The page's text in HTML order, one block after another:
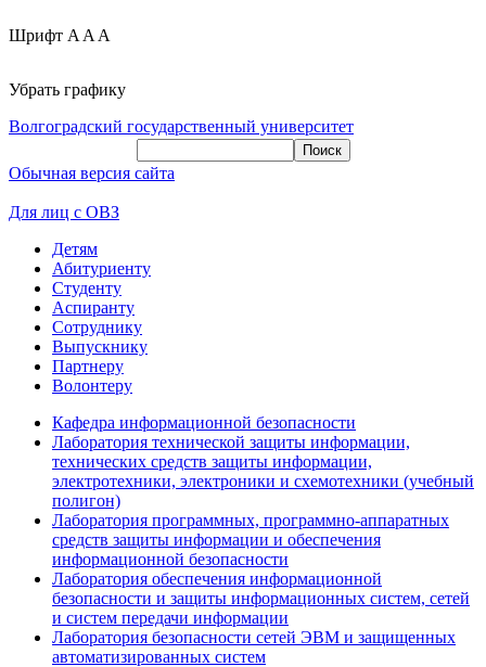
Шрифт A A A
Убрать графику
Волгоградский государственный университет
Обычная версия сайта
Для лиц с ОВЗ
Детям
Абитуриенту
Студенту
Аспиранту
Сотруднику
Выпускнику
Партнеру
Волонтеру
Кафедра информационной безопасности
Лаборатория технической защиты информации,
технических средств защиты информации,
электротехники, электроники и схемотехники (учебный
полигон)
Лаборатория программных, программно-аппаратных
средств защиты информации и обеспечения
информационной безопасности
Лаборатория обеспечения информационной
безопасности и защиты информационных систем, сетей
и систем передачи информации
Лаборатория безопасности сетей ЭВМ и защищенных
автоматизированных систем